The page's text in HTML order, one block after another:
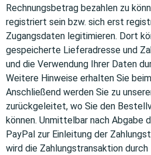
Rechnungsbetrag bezahlen zu
registriert sein bzw. sich erst
Zugangsdaten legitimieren. Dort
gespeicherte Lieferadresse und
und die Verwendung Ihrer Daten
Weitere Hinweise erhalten Sie
Anschließend werden Sie zu
zurückgeleitet, wo Sie den
können. Unmittelbar nach Abgabe
PayPal zur Einleitung der
wird die Zahlungstransaktion